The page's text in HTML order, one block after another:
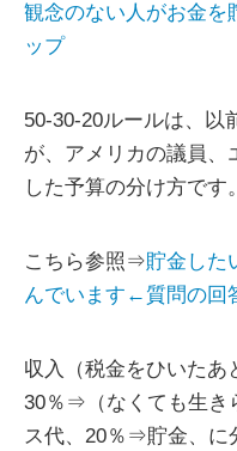
観念のない人がお金を
ップ
50-30-20ルールは、以
が、アメリカの議員、
した予算の分け方です。
こちら参照⇒貯金した
んでいます←質問の回
収入（税金をひいたあ
30％⇒（なくても生き
ス代、20％⇒貯金、に